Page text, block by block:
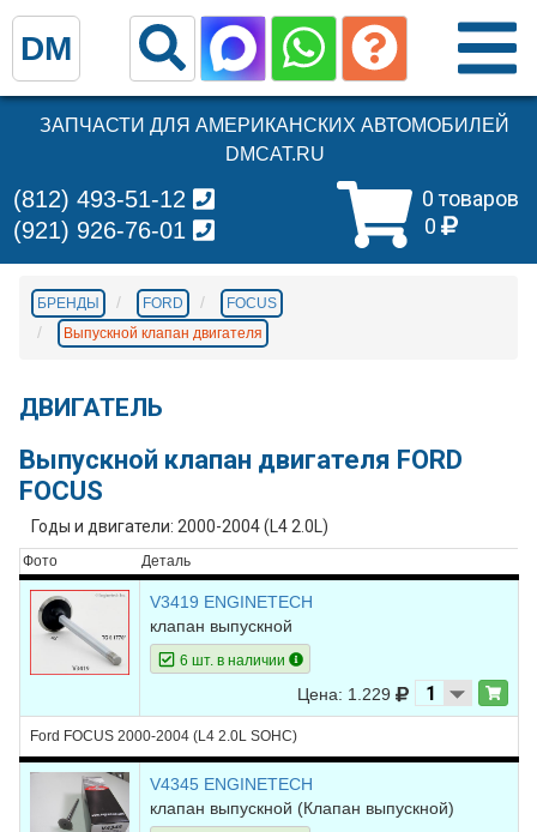
ЗАПЧАСТИ ДЛЯ АМЕРИКАНСКИХ АВТОМОБИЛЕЙ
DMCAT.RU
0 товаров
0
(812) 493-51-12
(921) 926-76-01
БРЕНДЫ FORD
FOCUS
Выпускной клапан двигателя
ДВИГАТЕЛЬ
Выпускной клапан двигателя FORD
FOCUS
Годы и двигатели: 2000-2004 (L4 2.0L)
Фото Деталь
V3419 ENGINETECH
клапан выпускной
6 шт. в наличии
Цена: 1.229
Ford FOCUS 2000-2004 (L4 2.0L SOHC)
V4345 ENGINETECH
клапан выпускной (Клапан выпускной)
DM